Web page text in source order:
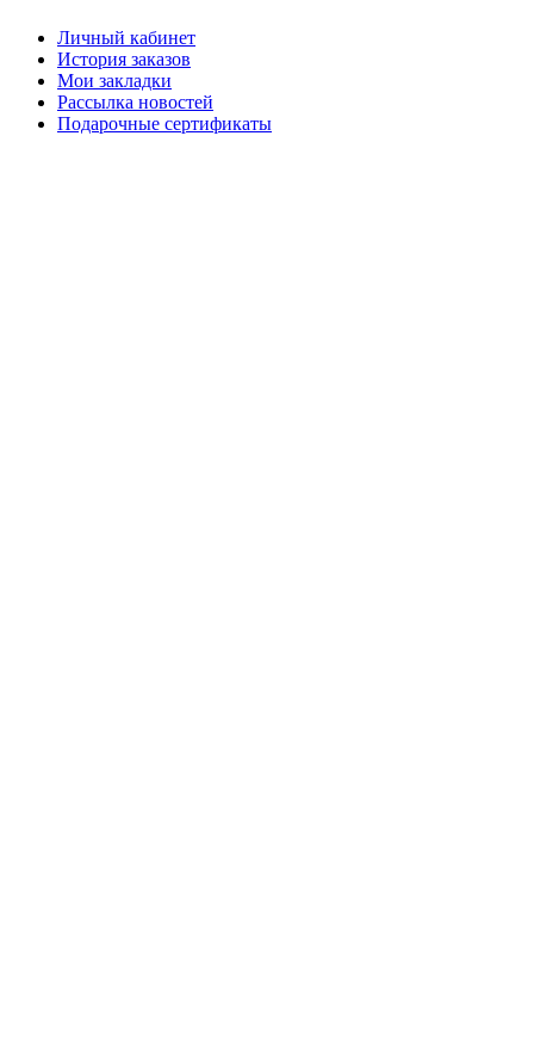
Личный кабинет
История заказов
Мои закладки
Рассылка новостей
Подарочные сертификаты